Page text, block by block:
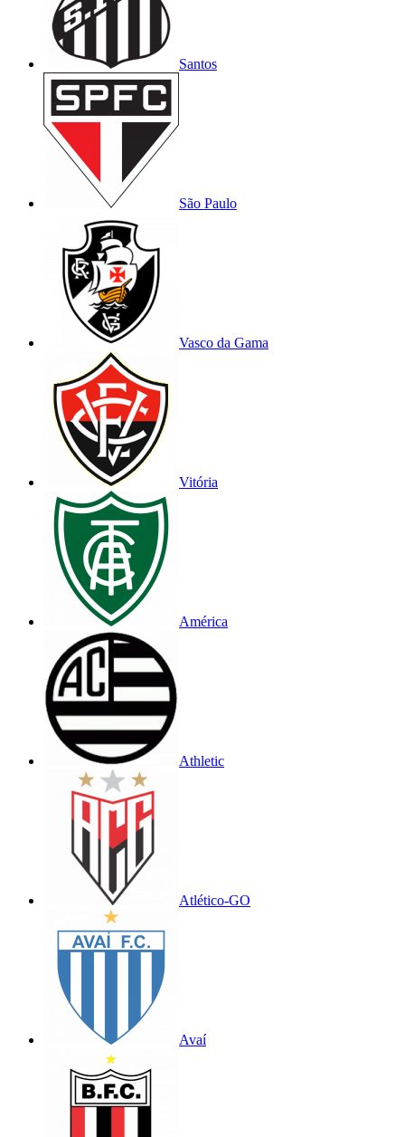
Santos
São Paulo
Vasco da Gama
Vitória
América
Athletic
Atlético-GO
Avaí